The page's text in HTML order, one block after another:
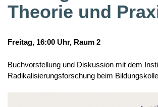
Theorie und
Freitag, 16:00 Uhr, Raum 2
Buchvorstellung und Diskussion mit dem
Radikalisierungsforschung beim